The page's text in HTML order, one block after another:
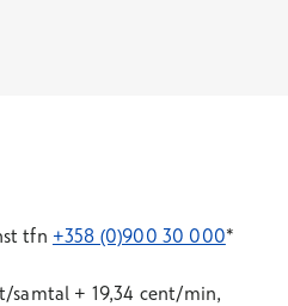
tfn +358 (0)900 30 000*
samtal + 19,34 cent/min,